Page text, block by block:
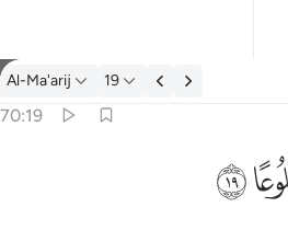
Tefsir: Al-Ma'arij 70:19
Al-Ma'arij 19
70:19
ﱯ